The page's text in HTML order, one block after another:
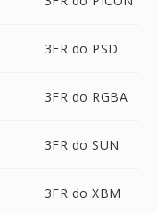
3FR do PSD
3FR do RGBA
3FR do SUN
3FR do XBM